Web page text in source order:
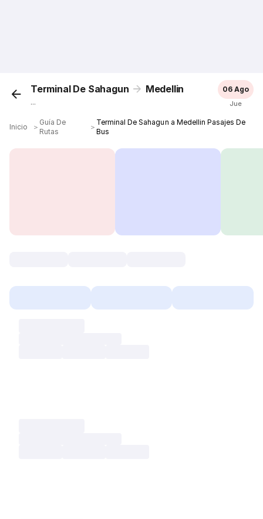
Terminal De Sahagun Medellin
...
06 Ago
Jue
Inicio ＞
Guía De
Rutas
＞
Terminal De Sahagun a Medellin Pasajes De
Bus